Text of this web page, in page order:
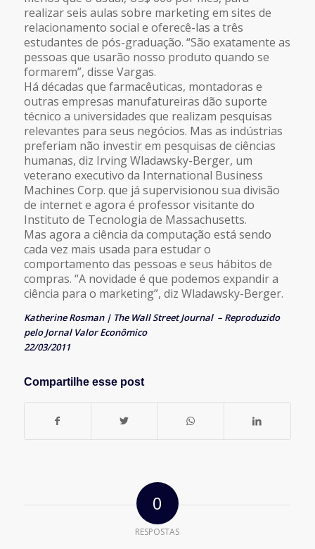
realizar seis aulas sobre marketing em sites de
relacionamento social e oferecê-las a três
estudantes de pós-graduação. “São exatamente as
pessoas que usarão nosso produto quando se
formarem”, disse Vargas.
Há décadas que farmacêuticas, montadoras e
outras empresas manufatureiras dão suporte
técnico a universidades que realizam pesquisas
relevantes para seus negócios. Mas as indústrias
preferiam não investir em pesquisas de ciências
humanas, diz Irving Wladawsky-Berger, um
veterano executivo da International Business
Machines Corp. que já supervisionou sua divisão
de internet e agora é professor visitante do
Instituto de Tecnologia de Massachusetts.
Mas agora a ciência da computação está sendo
cada vez mais usada para estudar o
comportamento das pessoas e seus hábitos de
compras. “A novidade é que podemos expandir a
ciência para o marketing”, diz Wladawsky-Berger.
Katherine Rosman| The Wall Street Journal – Reproduzido
pelo Jornal Valor Econômico
22/03/2011
Compartilhe esse post
0
RESPOSTAS